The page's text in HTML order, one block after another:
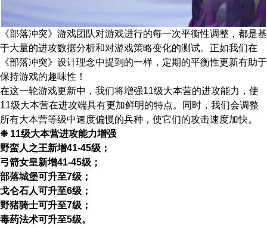
《部落冲突》游戏团队对游戏进行的每一次平衡性调整，都是基
于大量的进攻数据分析和对游戏策略变化的测试。正如我们在
《部落冲突》设计理念中提到的一样，定期的平衡性更新有助于
保持游戏的趣味性！
在这一轮游戏更新中，我们将增强11级大本营的进攻能力，使
11级大本营在进攻端具有更加鲜明的特点。同时，我们会调整
所有大本营等级中速度偏慢的兵种，使它们的攻击速度加快。
❉ 11级大本营进攻能力增强
野蛮人之王新增41-45级；
弓箭女皇新增41-45级；
部落城堡可升至7级；
戈仑石人可升至6级；
野猪骑士可升至7级；
毒药法术可升至5级。